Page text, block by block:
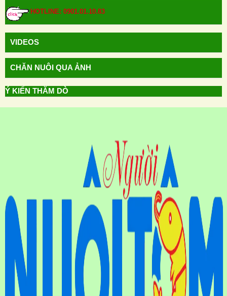
HOTLINE: 0901.01.10.83
HOTLINE: 0901.01.10.83
VIDEOS
CHĂN NUÔI QUA ẢNH
Ý KIẾN THĂM DÒ